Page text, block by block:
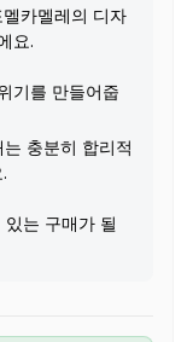
카멜레의 디자
요.
기를 만들어줍
충분히 합리적
는 구매가 될